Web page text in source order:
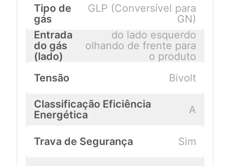
Tipo de
gás
GLP (Conversível para
GN)
Entrada
do gás
(lado)
do lado esquerdo
olhando de frente para
o produto
Tensão
Bivolt
Classificação Eficiência
Energética
A
Trava de Segurança Sim